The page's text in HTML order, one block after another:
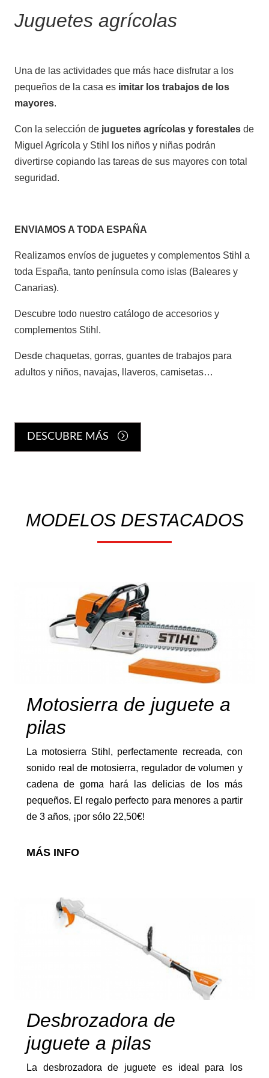
CATÁLOGOS
Ofertas
Productos
AGRÍCOLA Ver más
Tractores TAFE
Rotovator/Fresadora
Desbrozadoras
Retroexcavadoras
Arranca patatas
Juguetes agrícolas
Una de las actividades que más hace disfrutar a los
pequeños de la casa es imitar los trabajos de los
mayores.
Con la selección de juguetes agrícolas y forestales de
Miguel Agrícola y Stihl los niños y niñas podrán
divertirse copiando las tareas de sus mayores con total
seguridad.
ENVIAMOS A TODA ESPAÑA
Realizamos envíos de juguetes y complementos Stihl a
toda España, tanto península como islas (Baleares y
Canarias).
Descubre todo nuestro catálogo de accesorios y
complementos Stihl.
Desde chaquetas, gorras, guantes de trabajos para
adultos y niños, navajas, llaveros, camisetas…
DESCUBRE MÁS
MODELOS DESTACADOS
Motosierra de juguete a
pilas
La motosierra Stihl, perfectamente recreada, con
sonido real de motosierra, regulador de volumen y
cadena de goma hará las delicias de los más
pequeños. El regalo perfecto para menores a partir
de 3 años, ¡por sólo 22,50€!
MÁS INFO
Desbrozadora de
juguete a pilas
La desbrozadora de juguete es ideal para los